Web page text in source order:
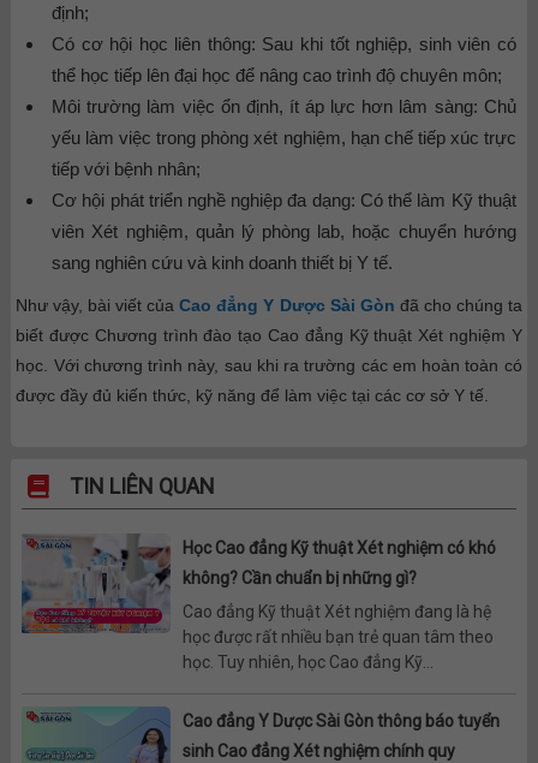
định;
Có cơ hội học liên thông: Sau khi tốt nghiệp, sinh viên có
thể học tiếp lên đại học để nâng cao trình độ chuyên môn;
Môi trường làm việc ổn định, ít áp lực hơn lâm sàng: Chủ
yếu làm việc trong phòng xét nghiệm, hạn chế tiếp xúc trực
tiếp với bệnh nhân;
Cơ hội phát triển nghề nghiệp đa dạng: Có thể làm Kỹ thuật
viên Xét nghiệm, quản lý phòng lab, hoặc chuyển hướng
sang nghiên cứu và kinh doanh thiết bị Y tế.
Như vậy, bài viết củaCao đẳng Y Dược Sài Gòn đã cho chúng ta
biết được Chương trình đào tạo Cao đẳng Kỹ thuật Xét nghiệm Y
học. Với chương trình này, sau khi ra trường các em hoàn toàn có
được đầy đủ kiến thức, kỹ năng để làm việc tại các cơ sở Y tế.
TIN LIÊN QUAN
Học Cao đẳng Kỹ thuật Xét nghiệm có khó
không? Cần chuẩn bị những gì?
Cao đẳng Kỹ thuật Xét nghiệm đang là hệ
học được rất nhiều bạn trẻ quan tâm theo
học. Tuy nhiên, học Cao đẳng Kỹ...
Cao đẳng Y Dược Sài Gòn thông báo tuyển
sinh Cao đẳng Xét nghiệm chính quy